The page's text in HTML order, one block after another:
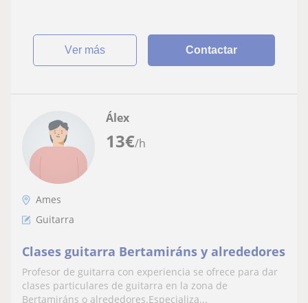
ver más Contactar
13€/h
Álex
Ames
Guitarra
Clases guitarra Bertamiráns y alrededores
Profesor de guitarra con experiencia se ofrece para dar
clases particulares de guitarra en la zona de
Bertamiráns o alrededores.Especializa...